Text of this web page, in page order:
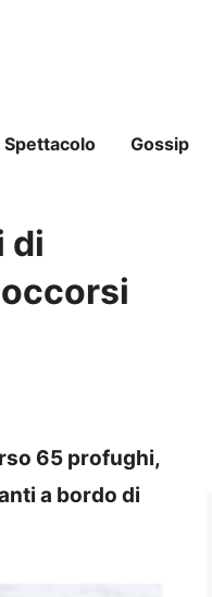
Spettacolo Gossip
di
65 profughi,
a bordo di